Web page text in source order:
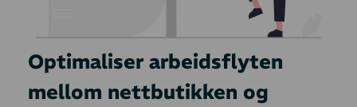
Optimaliser arbeidsflyten
mellom nettbutikken og